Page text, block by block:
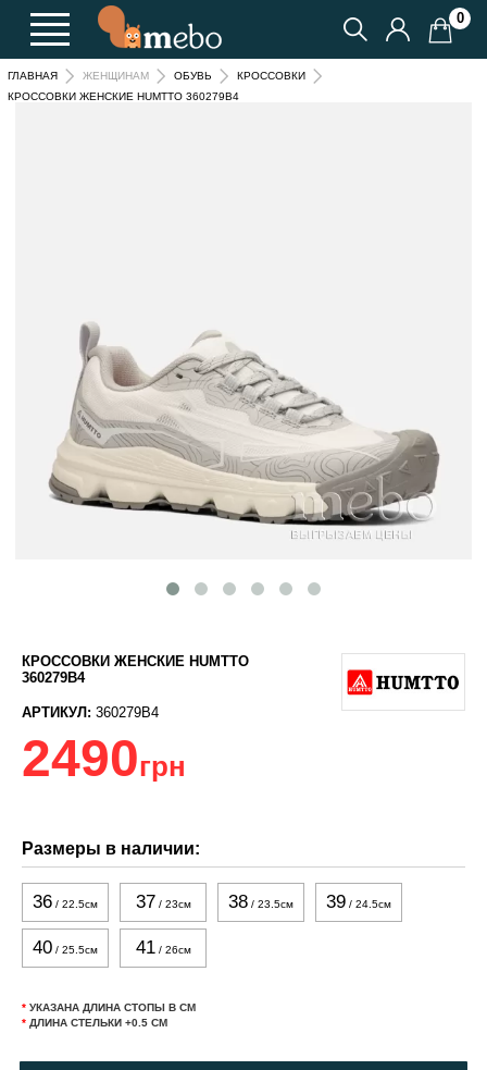
0
ГЛАВНАЯ ЖЕНЩИНАМ ОБУВЬ
КРОССОВКИ
КРОССОВКИ ЖЕНСКИЕ HUMTTO 360279B4
КРОССОВКИ ЖЕНСКИЕ HUMTTO
360279B4
АРТИКУЛ: 360279B4
2490грн
Размеры в наличии:
36 / 22.5см 37 / 23см 38 / 23.5см 39 / 24.5см
40 / 25.5см 41/ 26см
* УКАЗАНА ДЛИНА СТОПЫ В СМ
* ДЛИНА СТЕЛЬКИ +0.5 СМ